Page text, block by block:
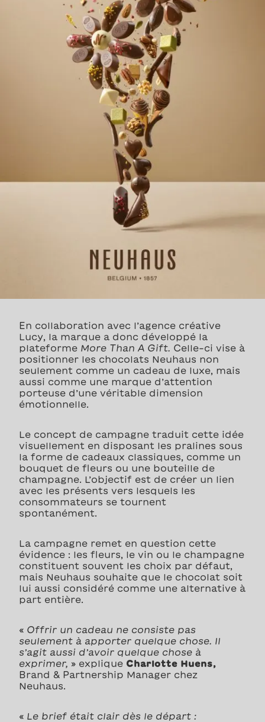
En collaboration avec l’agence créative
Lucy, la marque a donc développé la
plateforme More Than A Gift.
Celle-ci vise à
positionner les chocolats Neuhaus non
seulement comme un cadeau de luxe, mais
aussi comme une marque d’attention
porteuse d’une véritable dimension
émotionnelle.
Le concept de campagne traduit cette idée
visuellement en disposant les pralines sous
la forme de cadeaux classiques, comme un
bouquet de fleurs ou une bouteille de
champagne. L’objectif est de créer un lien
avec les présents vers lesquels les
consommateurs se tournent
spontanément.
La campagne remet en question cette
évidence : les fleurs, le vin ou le champagne
constituent souvent les choix par défaut,
mais Neuhaus souhaite que le chocolat soit
lui aussi considéré comme une alternative à
part entière.
« Offrir un cadeau ne consiste pas
seulement à apporter quelque chose. Il
s’agit aussi d’avoir quelque chose à
exprimer, » explique Charlotte Huens,
Brand & Partnership Manager chez
Neuhaus.
« Le brief était clair dès le départ :